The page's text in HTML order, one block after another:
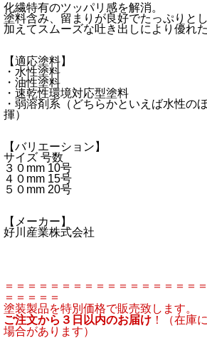
化繊特有のツッパリ感を解消。
塗料含み、留まりが良好でたっぷりと
加えてスムーズな吐き出しにより優れ
【適応塗料】
・水性塗料
・油性塗料
・速乾性環境対応型塗料
・弱溶剤系（どちらかといえば水性の
揮）
【バリエーション】
サイズ 号数
３０mm 10号
４０mm 15号
５０mm 20号
【メーカー】
好川産業株式会社
＝＝＝＝＝＝＝＝＝＝＝＝＝＝＝＝＝
＝＝＝＝＝
塗装製品を特別価格で販売致します。
ご注文から３日以内のお届け ！（在庫
場合があります）